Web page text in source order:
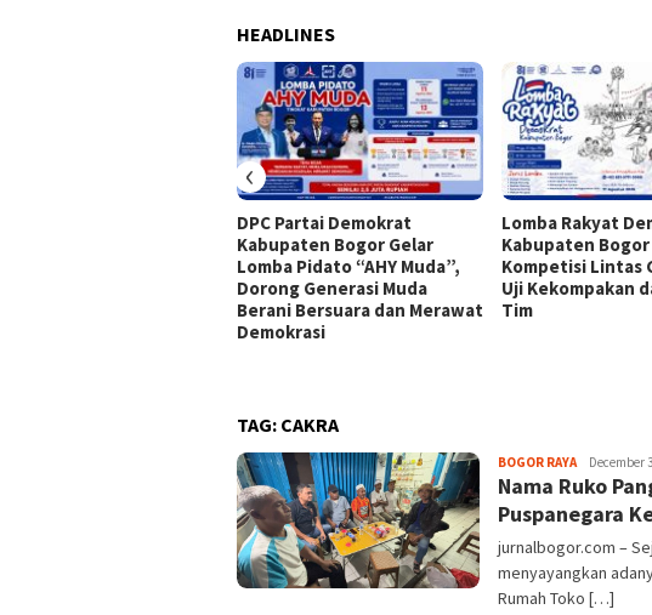
HEADLINES
DPC Partai Demokrat
Kabupaten Bogor Gelar
Lomba Pidato “AHY Muda”,
Dorong Generasi Muda
Berani Bersuara dan Merawat
Demokrasi
Lomba Rakyat
Kabupaten
Kompetisi Lintas
Uji Kekompakan
Tim
‹
TAG: CAKRA
BOGOR RAYAAga
Alamanda
December
Nama Ruko
Puspanegara
jurnalbogor.com –
menyayangkan
Rumah Toko […]